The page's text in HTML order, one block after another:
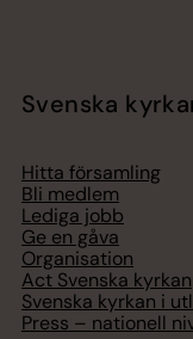
Svenska
Hitta församling
Bli medlem
Lediga jobb
Ge en gåva
Organisation
Act Svenska kyrkan
Svenska kyrkan i
Press – nationell